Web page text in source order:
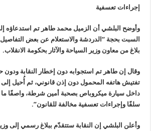
إجراءات تعسفية
وأوضح البلشي أن الزميل محمد طاهر تم استدعاؤه
السبت بحجة “الدردشة والاستعلام عن بعض
بلاغ من معاون وزير السياحة والآثار بحكومة الانقلاب.
وقال إن طاهر تم استجوابه دون إخطار النقابة
تفتيش هاتفه المحمول دون إذن قانوني، ثم أُحيل إلى
داخل سيارة ميكروباص بصحبة أمين شرطة، واصفًا
سلفًا وإجراءات تعسفية مخالفة للقانون”.
وأعلن البلشي إن النقابة ستتقدّم ببلاغ رسمي إلى